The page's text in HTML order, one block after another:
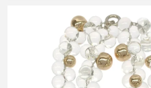
ハルノブムラタ 26SS NIZZA NECKLACE